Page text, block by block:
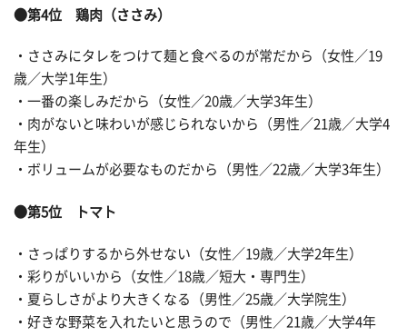
●第4位 鶏肉（ささみ）
・ささみにタレをつけて麺と食べるのが常だから（女性／19
歳／大学1年生）
・一番の楽しみだから（女性／20歳／大学3年生）
・肉がないと味わいが感じられないから（男性／21歳／大学4
年生）
・ボリュームが必要なものだから（男性／22歳／大学3年生）
●第5位 トマト
・さっぱりするから外せない（女性／19歳／大学2年生）
・彩りがいいから（女性／18歳／短大・専門生）
・夏らしさがより大きくなる（男性／25歳／大学院生）
・好きな野菜を入れたいと思うので（男性／21歳／大学4年